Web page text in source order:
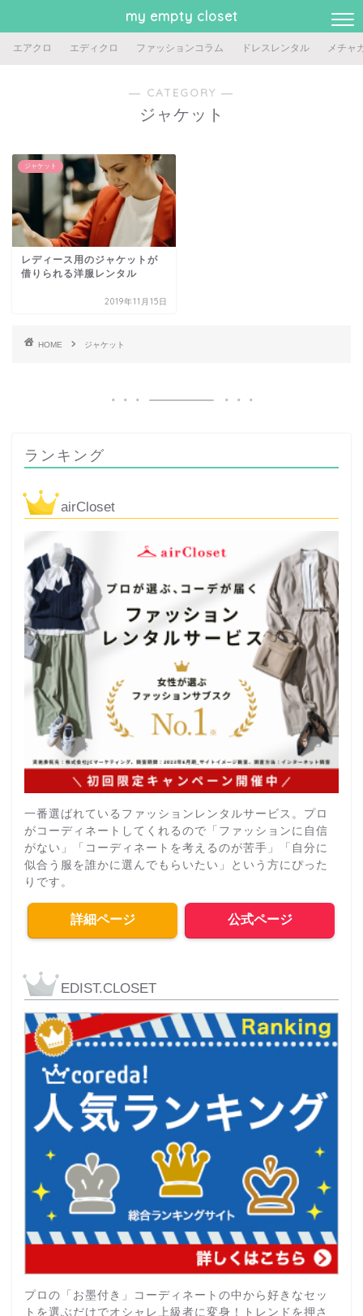
my empty closet
エアクロ エディクロ ファッションコラム ドレスレンタル メチャ
― CATEGORY ―
ジャケット
ジャケット
レディース用のジャケットが
借りられる洋服レンタル
2019年11月15日
HOME ジャケット
ランキング
airCloset
一番選ばれているファッションレンタルサービス。プロ
がコーディネートしてくれるので「ファッションに自信
がない」「コーディネートを考えるのが苦手」「自分に
似合う服を誰かに選んでもらいたい」という方にぴった
りです。
詳細ページ 公式ページ
EDIST.CLOSET
プロの「お墨付き」コーディネートの中から好きなセッ
トを選ぶだけでオシャレ上級者に変身！トレンドを押さ